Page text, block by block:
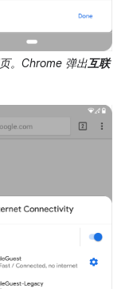
。Chrome 弹出互联